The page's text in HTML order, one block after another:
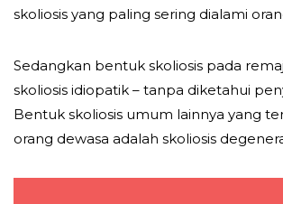
skoliosis yang paling sering dialami
Sedangkan bentuk skoliosis pada
skoliosis idiopatik – tanpa diketahui
Bentuk skoliosis umum lainnya yang
orang dewasa adalah skoliosis